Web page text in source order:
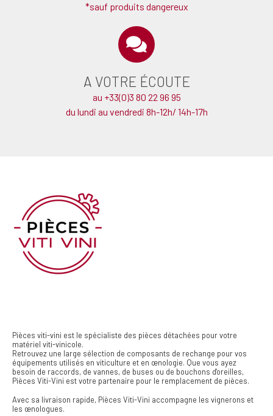
*sauf produits dangereux
A VOTRE ÉCOUTE
au +33(0)3 80 22 96 95
du lundi au vendredi 8h-12h/ 14h-17h
Pièces viti-vini est le spécialiste des pièces détachées pour votre
matériel viti-vinicole.
Retrouvez une large sélection de composants de rechange pour vos
équipements utilisés en viticulture et en œnologie. Que vous ayez
besoin de raccords, de vannes, de buses ou de bouchons d'oreilles,
Pièces Viti-Vini est votre partenaire pour le remplacement de pièces.
Avec sa livraison rapide, Pièces Viti-Vini accompagne les vignerons et
les œnologues.